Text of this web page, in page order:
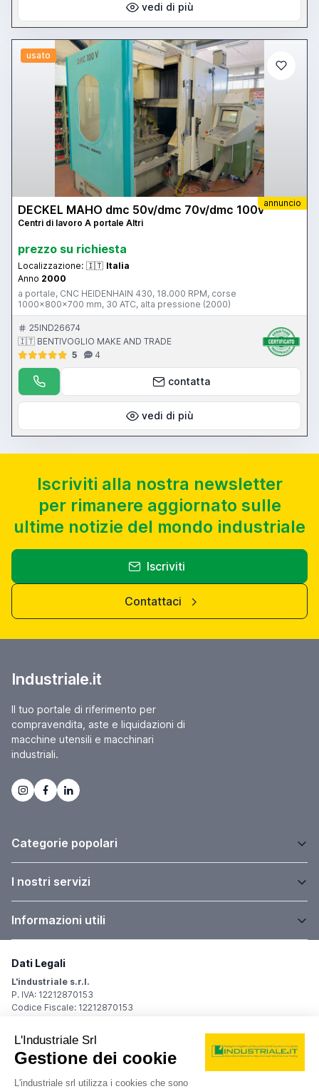
vedi di più
usato
annuncio
DECKEL MAHO dmc 50v/dmc 70v/dmc 100v
Centri di lavoro A portale Altri
prezzo su richiesta
Localizzazione: 🇮🇹 Italia
Anno 2000
a portale, CNC HEIDENHAIN 430, 18.000 RPM, corse
1000x800x700 mm, 30 ATC, alta pressione (2000)
25IND26674
🇮🇹 BENTIVOGLIO MAKE AND TRADE
5
4
contatta
vedi di più
Iscriviti alla nostra newsletter
per rimanere aggiornato sulle
ultime notizie del mondo industriale
Iscriviti
Contattaci
Industriale.it
Il tuo portale di riferimento per
compravendita, aste e liquidazioni di
macchine utensili e macchinari
industriali.
Categorie popolari
I nostri servizi
Informazioni utili
Dati Legali
L'industriale s.r.l.
P. IVA: 12212870153
Codice Fiscale: 12212870153
Sede Legale
Via Carlo Dolci, 32
20148 Milano (MI)
Italy